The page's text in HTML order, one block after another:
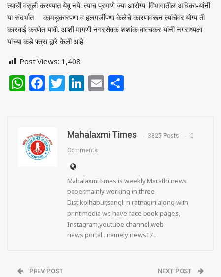
त्याची वसूली करण्यात येवू नये. त्याच प्रमाणे ज्या आरोग्य विभागातील अधिका-यांनी
या संदर्भात कामचुकारपणा व हलगर्जीपणा केलेचे कारणावरून त्यांचेवर योग्य ती
कारवाई करणेत यावी. आशी मागणी नगरसेवक शशांक बावचकर यांनी नगराध्यक्षा
यांच्या कडे पत्रा द्वारे केली आहे
Post Views: 1,408
WhatsApp
Facebook
Twitter
LinkedIn
Email
Mahalaxmi Times 3825 Posts 0
Comments
Mahalaxmi times is weekly Marathi news
paper.mainly working in three
Dist.kolhapur,sangli n ratnagiri.along with
print media we have face book pages,
Instagram,youtube channel,web
news portal . namely news17 .
PREV POST NEXT POST